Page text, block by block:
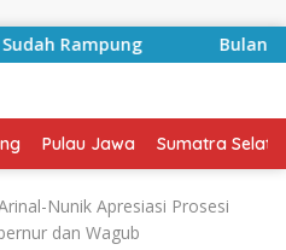
Bulan
Pulau Jawa Sumatra
Nunik Apresiasi Prosesi
dan Wagub